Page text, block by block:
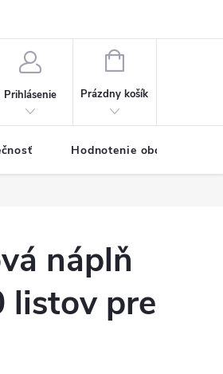
Prihlásenie
NÁKUPNÝ
Prázdny košík
Hodnotenie obchodu
náplň
listov pre